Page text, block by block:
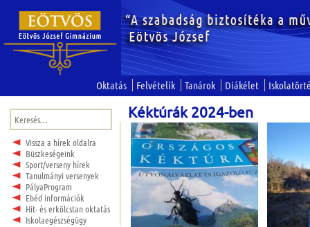
Oktatás Felvételik Tanárok Diákélet
Keresés:
Vissza a hírek oldalra
Büszkeségeink
Sport/verseny hírek
Tanulmányi versenyek
PályaProgram
Ebéd információk
Hit- és erkölcstan oktatás
Iskolaegészségügy
Kéktúrák 2024-ben